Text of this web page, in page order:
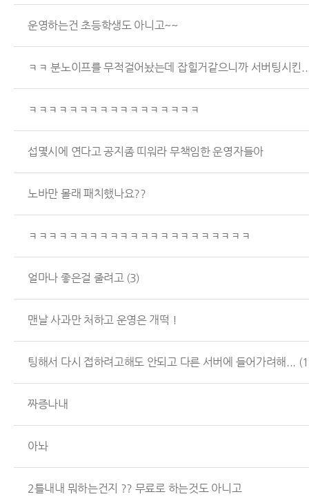
운영하는건 초등학생도 아니고~~
ㅋㅋ 분노이프를 무적걸어놨는데 잡힐거같으니까 서버팅시킨
ㅋㅋㅋㅋㅋㅋㅋㅋㅋㅋㅋㅋㅋㅋㅋㅋㅋ
섭몇시에 연다고 공지좀 띠워라 무책임한 운영자들아
노바만 몰래 패치했나요??
ㅋㅋㅋㅋㅋㅋㅋㅋㅋㅋㅋㅋㅋㅋㅋㅋㅋㅋㅋㅋㅋㅋ
얼마나 좋은걸 줄려고 (3)
맨날 사과만 처하고 운영은 개떡 !
팅해서 다시 접하려고해도 안되고 다른 서버에 들어가려해...
짜증나내
아놔
2틀내내 뭐하는건지 ?? 무료로 하는것도 아니고